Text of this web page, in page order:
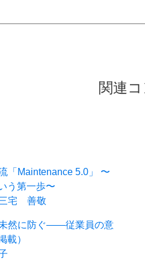
関連
「Maintenance 5.0」 〜
う第一歩〜
宅 善敬
然に防ぐ――従業員の意
載）